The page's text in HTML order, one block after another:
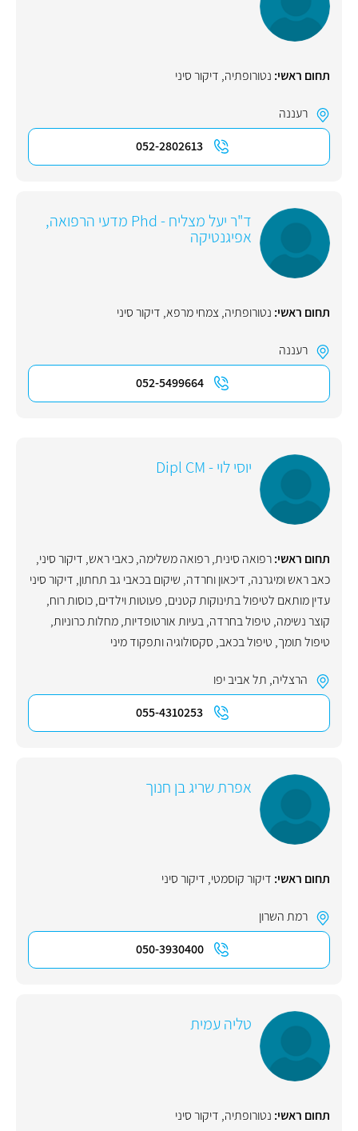
תחום ראשי: נטורופתיה, דיקור סיני
רעננה
052-2802613
ד"ר יעל מצליח - Phd מדעי הרפואה,
אפיגנטיקה
תחום ראשי: נטורופתיה, צמחי מרפא, דיקור סיני
רעננה
052-5499664
יוסי לוי - Dipl CM
תחום ראשי:רפואה סינית,רפואה משלימה,כאבי ראש, דיקור סיני,
כאב ראש ומיגרנה, דיכאון וחרדה, שיקום בכאבי גב תחתון, דיקור סיני
עדין מותאם לטיפול בתינוקות קטנים, פעוטות וילדים,כוסות רוח,
קוצר נשימה, טיפול בחרדה,בעיות אורטופדיות,מחלות כרוניות,
טיפול תומך, טיפול בכאב, סקסולוגיה ותפקוד מיני
הרצליה, תל אביב יפו
055-4310253
אפרת שריג בן חנוך
תחום ראשי: דיקור קוסמטי, דיקור סיני
רמת השרון
050-3930400
טליה עמית
תחום ראשי: נטורופתיה, דיקור סיני